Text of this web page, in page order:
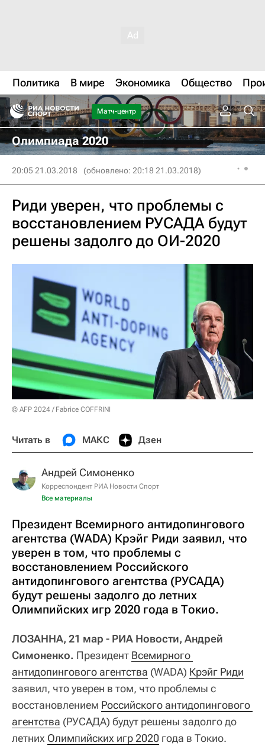
Политика В мире Экономика Общество
Матч-центр
Олимпиада 2020
20:05 21.03.2018 (обновлено: 20:18 21.03.2018)
Риди уверен, что проблемы с
восстановлением РУСАДА будут
решены задолго до ОИ-2020
© AFP 2024 / Fabrice COFFRINI
Читать в МАКС Дзен
Андрей Симоненко
Корреспондент РИА Новости Спорт
Все материалы
Президент Всемирного антидопингового
агентства (WADA) Крэйг Риди заявил, что
уверен в том, что проблемы с
восстановлением Российского
антидопингового агентства (РУСАДА)
будут решены задолго до летних
Олимпийских игр 2020 года в Токио.
ЛОЗАННА, 21 мар - РИА Новости, Андрей
Симоненко. Президент Всемирного
антидопингового агентства (WADA) Крэйг Риди
заявил, что уверен в том, что проблемы с
восстановлением Российского антидопингового
агентства (РУСАДА) будут решены задолго до
летних Олимпийских игр 2020 года в Токио.